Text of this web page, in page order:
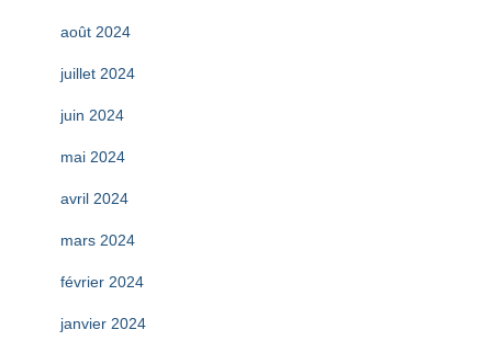
août 2024
juillet 2024
juin 2024
mai 2024
avril 2024
mars 2024
février 2024
janvier 2024